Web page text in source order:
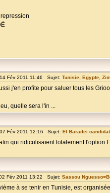
Fév 2011 11:46 Sujet: Tunisie, Egypte,
j'en profite pour saluer tous les
quelle sera l'in ...
Fév 2011 12:16 Sujet: El Baradei
qui ridiculisaient totalement
Fév 2011 13:22 Sujet: Sassou
à se tenir en Tunisie, est